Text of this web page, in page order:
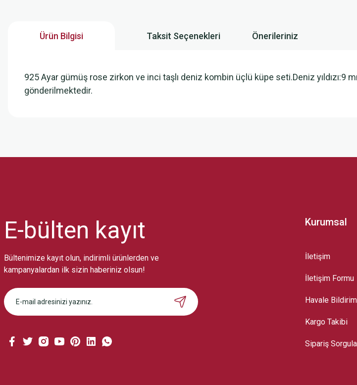
Ürün Bilgisi Taksit Seçenekleri Önerileriniz
925 Ayar gümüş rose zirkon ve inci taşlı deniz kombin üçlü küpe seti.Deniz
gönderilmektedir.
Bu ürüne benzer farklı alternatifler olmalı.
Gönder
E-bülten kayıt
Bültenimize kayıt olun, indirimli ürünlerden ve
kampanyalardan ilk sizin haberiniz olsun!
Kurumsal
İletişim
İletişim Formu
Havale
Kargo Takibi
Sipariş Sorgula